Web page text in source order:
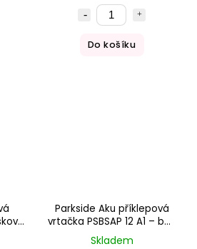
Do košíku
A2
Parkside Aku příklepová
vrtačka PSBSAP 12 A1 – bez
akumulátoru a nabíječky
Skladem